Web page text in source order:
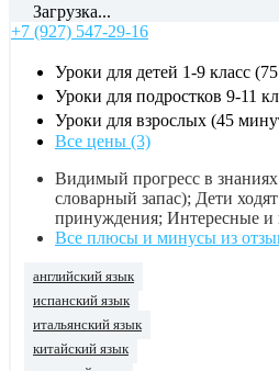
Загрузка...
+7 (927) 547-29-16
Уроки для детей 1-9 класс
Уроки для подростков 9-11
Уроки для взрослых (45
Все цены (3)
Видимый прогресс в знаниях
словарный запас); Дети
принуждения; Интересные и
Все плюсы и минусы из
английский язык
испанский язык
итальянский язык
китайский язык